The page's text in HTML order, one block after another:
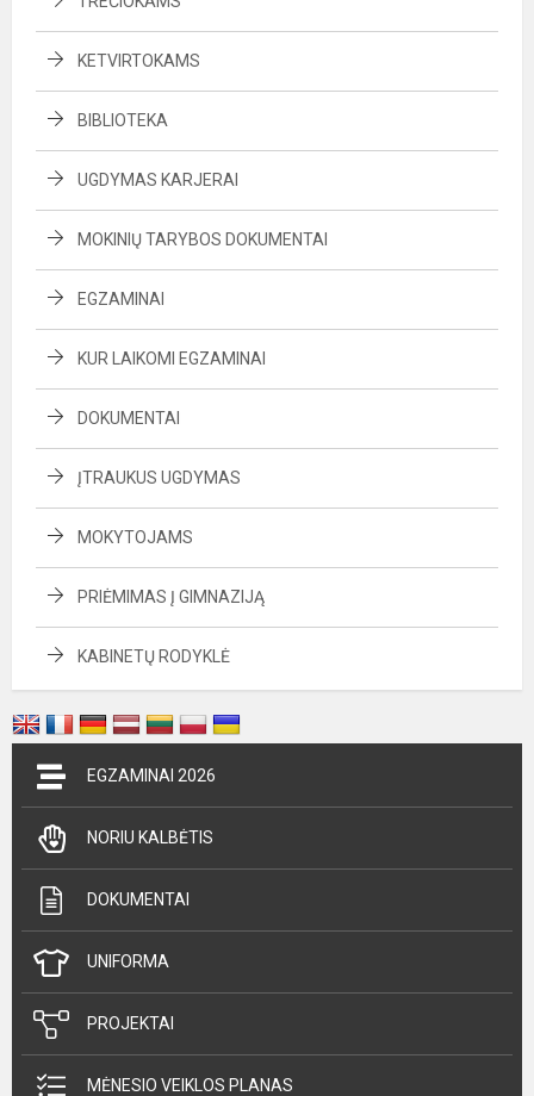
KETVIRTOKAMS
BIBLIOTEKA
UGDYMAS KARJERAI
MOKINIŲ TARYBOS DOKUMENTAI
EGZAMINAI
KUR LAIKOMI EGZAMINAI
DOKUMENTAI
ĮTRAUKUS UGDYMAS
MOKYTOJAMS
PRIĖMIMAS Į GIMNAZIJĄ
KABINETŲ RODYKLĖ
EGZAMINAI 2026
NORIU KALBĖTIS
DOKUMENTAI
UNIFORMA
PROJEKTAI
MĖNESIO VEIKLOS PLANAS